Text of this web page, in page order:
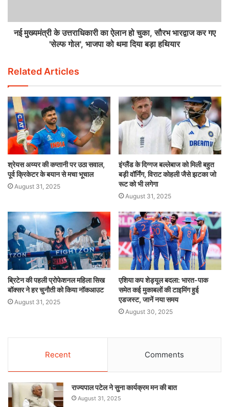
नई मुख्यमंत्री के उत्तराधिकारी का ऐलान हो चुका, सौरभ भारद्वाज कर गए
'सेल्फ गोल', भाजपा को थमा दिया बड़ा हथियार
Related Articles
श्रेयस अय्यर की कप्तानी पर उठा सवाल,
पूर्व क्रिकेटर के बयान से मचा भूचाल
August 31, 2025
इंग्लैंड के दिग्गज बल्लेबाज को मिली बहुत
बड़ी वॉर्निंग, विराट कोहली जैसे झटका जो
रूट को भी लगेगा
August 31, 2025
ब्रिटेन की पहली प्रोफेशनल महिला सिख
बॉक्सर ने हर चुनौती को किया नॉकआउट
August 31, 2025
एशिया कप शेड्यूल बदला: भारत-पाक
समेत कई मुकाबलों की टाइमिंग हुई
एडजस्ट, जानें नया समय
August 30, 2025
Recent Comments
राज्यपाल पटेल ने सुना कार्यक्रम मन की बात
August 31, 2025